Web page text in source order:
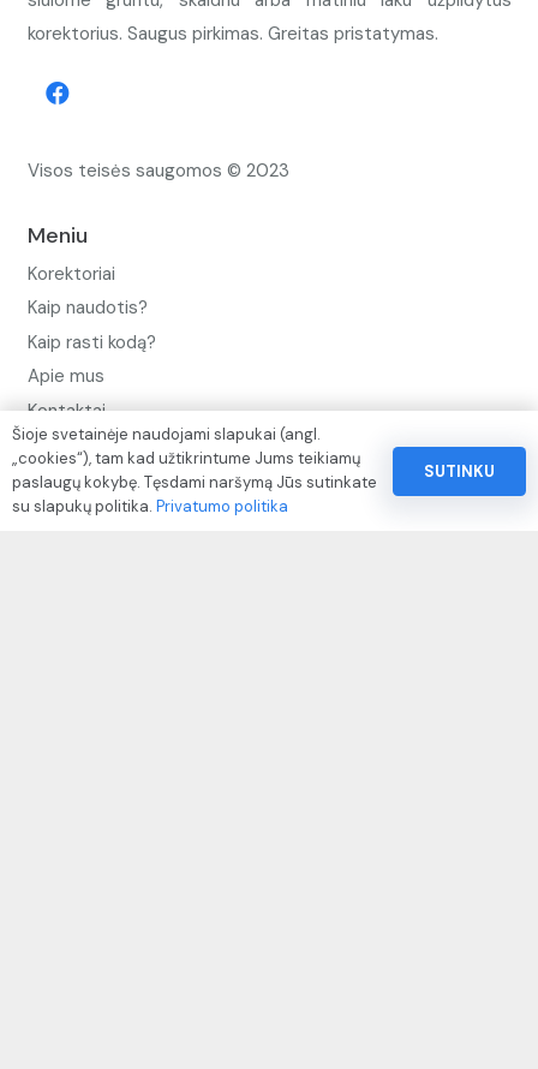
korektorius. Saugus pirkimas. Greitas pristatymas.
Visos teisės saugomos © 2023
Meniu
Korektoriai
Kaip naudotis?
Kaip rasti kodą?
Apie mus
Kontaktai
Privatumo politika
Pinigų ir prekių grąžinimo politika
Šioje svetainėje naudojami slapukai (angl.
„cookies“), tam kad užtikrintume Jums teikiamų
paslaugų kokybę. Tęsdami naršymą Jūs sutinkate
su slapukų politika. Privatumo politika
SUTINKU